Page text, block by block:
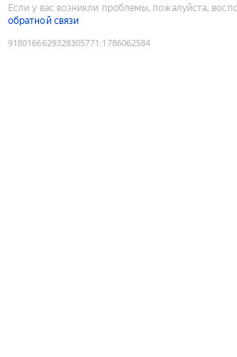
Если у вас возникли проблемы, пожалуйста,
обратной связи
9180166629328305771 :1786062584